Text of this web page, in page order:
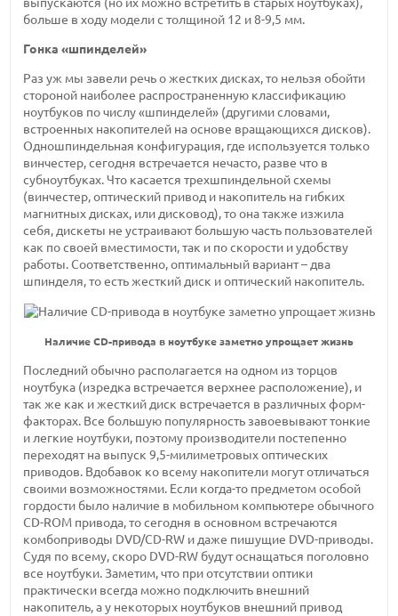
больше в ходу модели с толщиной 12 и 8-9,5 мм.
Гонка «шпинделей»
Раз уж мы завели речь о жестких дисках, то нельзя обойти
стороной наиболее распространенную классификацию
ноутбуков по числу «шпинделей» (другими словами,
встроенных накопителей на основе вращающихся дисков).
Одношпиндельная конфигурация, где используется только
винчестер, сегодня встречается нечасто, разве что в
субноутбуках. Что касается трехшпиндельной схемы
(винчестер, оптический привод и накопитель на гибких
магнитных дисках, или дисковод), то она также изжила
себя, дискеты не устраивают большую часть пользователей
как по своей вместимости, так и по скорости и удобству
работы. Соответственно, оптимальный вариант – два
шпинделя, то есть жесткий диск и оптический накопитель.
Наличие CD-привода в ноутбуке заметно упрощает жизнь
Последний обычно располагается на одном из торцов
ноутбука (изредка встречается верхнее расположение), и
так же как и жесткий диск встречается в различных форм-
факторах. Все большую популярность завоевывают тонкие
и легкие ноутбуки, поэтому производители постепенно
переходят на выпуск 9,5-милиметровых оптических
приводов. Вдобавок ко всему накопители могут отличаться
своими возможностями. Если когда-то предметом особой
гордости было наличие в мобильном компьютере обычного
CD-ROM привода, то сегодня в основном встречаются
комбоприводы DVD/CD-RW и даже пишущие DVD-приводы.
Судя по всему, скоро DVD-RW будут оснащаться поголовно
все ноутбуки. Заметим, что при отсутствии оптики
практически всегда можно подключить внешний
накопитель, а у некоторых ноутбуков внешний привод